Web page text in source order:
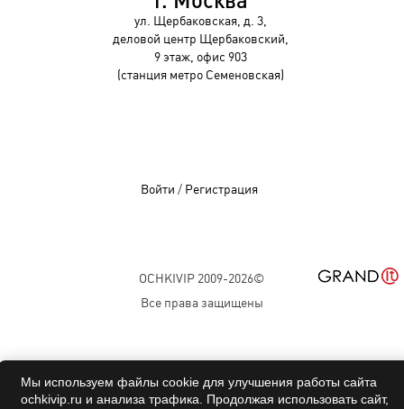
ул. Щербаковская, д. 3,
деловой центр Щербаковский,
9 этаж, офис 903
(станция метро Семеновская)
Войти / Регистрация
OCHKIVIP 2009-2026©
Все права защищены
Мы используем файлы cookie для улучшения работы сайта
ochkivip.ru и анализа трафика. Продолжая использовать сайт,